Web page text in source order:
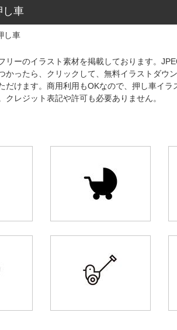
し車
し車
リーのイラスト素材を掲載しております。
かったら、クリックして、無料イラストダウ
だけます。商用利用もOKなので、押し車イ
クレジット表記や許可も必要ありません。